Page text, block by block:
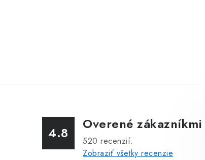
4.8
Overené zákazníkmi
520 recenzií.
Zobraziť všetky recenzie